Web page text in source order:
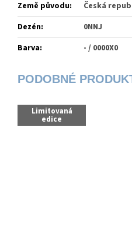
Země původu:
Česká
Dezén:
0NNJ
Barva: - / 0000X0
Limitovaná
edice